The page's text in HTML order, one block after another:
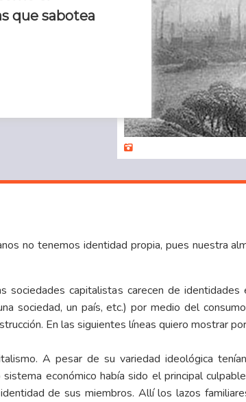
que sabotea
no tenemos identidad propia, pues nuestra
sociedades capitalistas carecen de
sociedad, un país, etc.) por medio del
En las siguientes líneas quiero mostrar
A pesar de su variedad ideológica
económico había sido el principal
de sus miembros. Allí los lazos